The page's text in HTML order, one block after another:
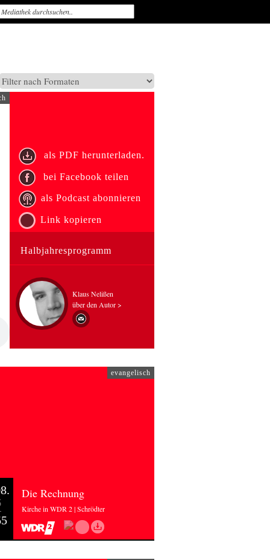
als PDF herunterladen.
bei Facebook teilen
als Podcast abonnieren
Link kopieren
Halbjahresprogramm
Klaus Nelißen
über den Autor >
evangelisch
Die Rechnung
Kirche in WDR 2 | Schrödter